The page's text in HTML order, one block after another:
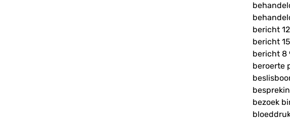
bericht
bericht
bericht 8
beroerte
bezoek